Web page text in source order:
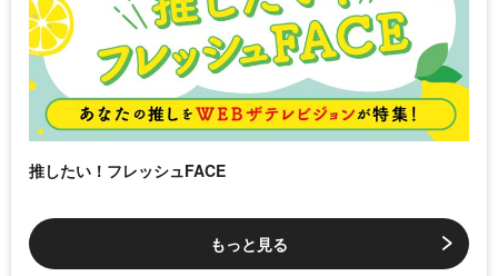
推したい！フレッシュFACE
もっと見る